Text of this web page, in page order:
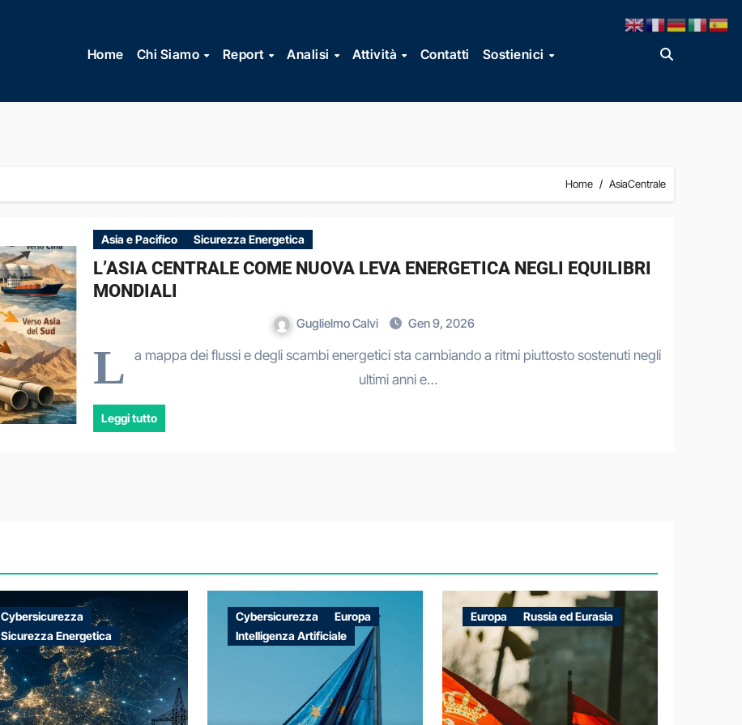
contenuto
Home Chi Siamo Report Analisi Attività Contatti Sostienici
Home AsiaCentrale
Asia e Pacifico Sicurezza Energetica
L’ASIA CENTRALE COME NUOVA LEVA ENERGETICA NEGLI EQUILIBRI
MONDIALI
Guglielmo Calvi Gen 9, 2026
L
a mappa dei flussi e degli scambi energetici sta cambiando a ritmi piuttosto sostenuti negli
ultimi anni e…
Leggi tutto
Cybersicurezza
Sicurezza Energetica
Cybersicurezza
Europa
Intelligenza Artificiale
Europa Russia ed Eurasia